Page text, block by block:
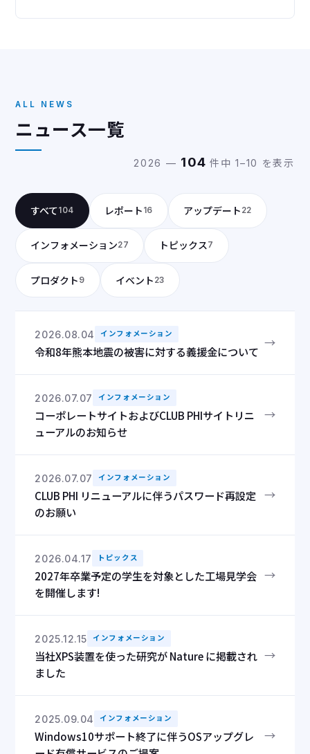
ALL NEWS
ニュース一覧
2026 — 104 件中 1–10 を表示
すべて104 レポート 16 アップデート 22
インフォメーション27 トピックス7
プロダクト 9 イベント 23
2026.08.04 インフォメーション
令和8年熊本地震の被害に対する義援金について
→
2026.07.07 インフォメーション
コーポレートサイトおよびCLUB PHIサイトリニ
ューアルのお知らせ
→
2026.07.07 インフォメーション
CLUB PHI リニューアルに伴うパスワード再設定
のお願い
→
2026.04.17 トピックス
2027年卒業予定の学生を対象とした工場見学会
を開催します!
→
2025.12.15 インフォメーション
当社XPS装置を使った研究が Nature に掲載され
ました
→
2025.09.04 インフォメーション
Windows10サポート終了に伴うOSアップグレ
→